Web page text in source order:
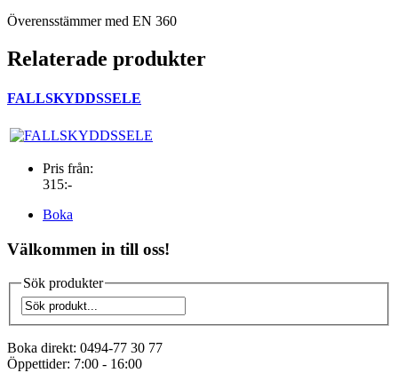
Överensstämmer med EN 360
Relaterade produkter
FALLSKYDDSSELE
Pris från:
315:-
Boka
Välkommen in till oss!
Sök produkter
Boka direkt: 0494-77 30 77
Öppettider: 7:00 - 16:00